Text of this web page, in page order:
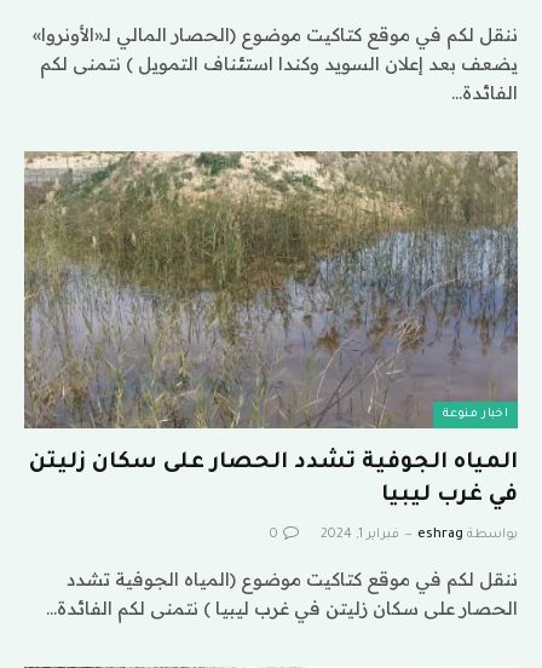
ننقل لكم في موقع كتاكيت موضوع (الحصار المالي لـ«الأونروا»
يضعف بعد إعلان السويد وكندا استئناف التمويل ) نتمنى لكم
الفائدة…
اخبار منوعة
المياه الجوفية تشدد الحصار على سكان زليتن
في غرب ليبيا
بواسطة eshrag فبراير 1, 2024 0
ننقل لكم في موقع كتاكيت موضوع (المياه الجوفية تشدد
الحصار على سكان زليتن في غرب ليبيا ) نتمنى لكم الفائدة…